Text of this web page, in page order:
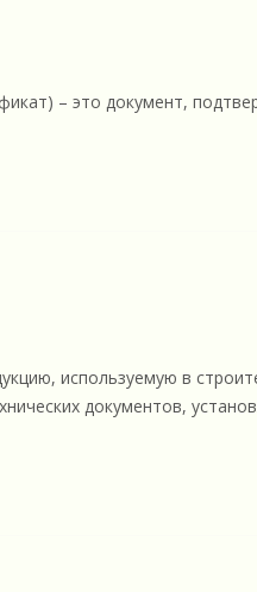
– это документ,
используемую в
документов,